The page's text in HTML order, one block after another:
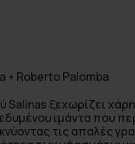
+ Roberto Palomba
Salinas ξεχωρίζει
ιμάντα που
τις απαλές